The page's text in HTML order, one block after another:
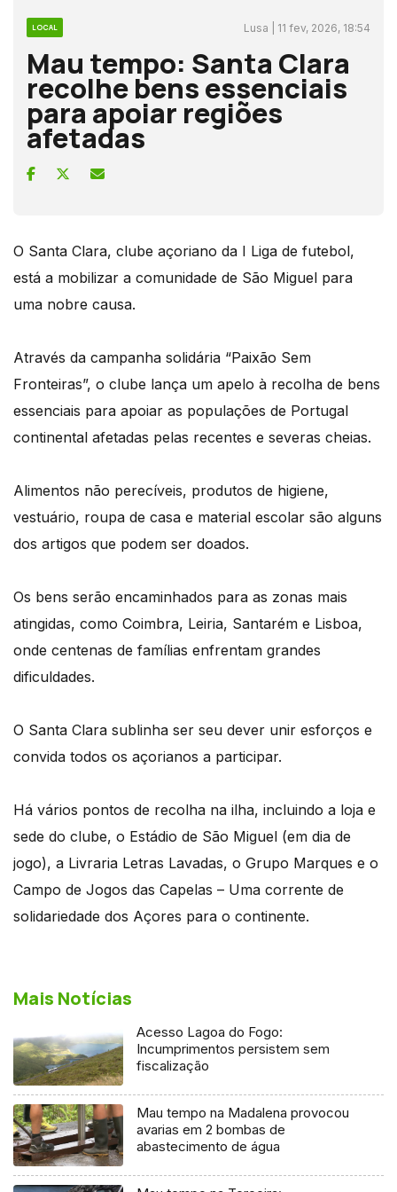
LOCAL Lusa | 11 fev, 2026, 18:54
Mau tempo: Santa Clara
recolhe bens essenciais
para apoiar regiões
afetadas
O Santa Clara, clube açoriano da I Liga de futebol,
está a mobilizar a comunidade de São Miguel para
uma nobre causa.
Através da campanha solidária “Paixão Sem
Fronteiras”, o clube lança um apelo à recolha de bens
essenciais para apoiar as populações de Portugal
continental afetadas pelas recentes e severas cheias.
Alimentos não perecíveis, produtos de higiene,
vestuário, roupa de casa e material escolar são alguns
dos artigos que podem ser doados.
Os bens serão encaminhados para as zonas mais
atingidas, como Coimbra, Leiria, Santarém e Lisboa,
onde centenas de famílias enfrentam grandes
dificuldades.
O Santa Clara sublinha ser seu dever unir esforços e
convida todos os açorianos a participar.
Há vários pontos de recolha na ilha, incluindo a loja e
sede do clube, o Estádio de São Miguel (em dia de
jogo), a Livraria Letras Lavadas, o Grupo Marques e o
Campo de Jogos das Capelas – Uma corrente de
solidariedade dos Açores para o continente.
Mais Notícias
Acesso Lagoa do Fogo:
Incumprimentos persistem sem
fiscalização
Mau tempo na Madalena provocou
avarias em 2 bombas de
abastecimento de água